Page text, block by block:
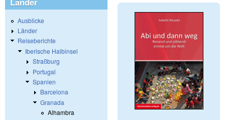
Ausblicke
Länder
Reiseberichte
Iberische Halbinsel
Straßburg
Portugal
Spanien
Barcelona
Granada
Alhambra